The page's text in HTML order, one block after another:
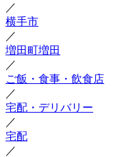
／
横手市
／
増田町増田
／
ご飯・食事・飲食店
／
宅配・デリバリー
／
宅配
／